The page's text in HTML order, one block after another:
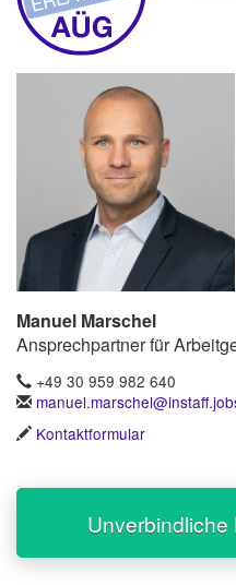
Manuel Marschel
Ansprechpartner für
+49 30 959 982 640
Kontaktformular